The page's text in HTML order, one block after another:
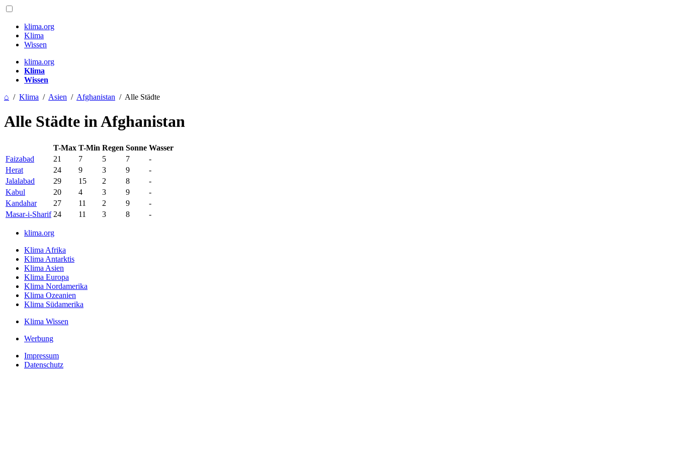
klima.org
Klima
Wissen
klima.org
Klima
Wissen
⌂ / Klima / Asien / Afghanistan / Alle Städte
Alle Städte in Afghanistan
T-Max T-Min Regen Sonne Wasser
Faizabad
21 7 5 7
-
Herat
24 9 3 9
-
Jalalabad
29 15 2 8
-
Kabul
20 4 3 9
-
Kandahar
27 11 2 9
-
Masar-i-Sharif 24 11 3 8 -
klima.org
Klima Afrika
Klima Antarktis
Klima Asien
Klima Europa
Klima Nordamerika
Klima Ozeanien
Klima Südamerika
Klima Wissen
Werbung
Impressum
Datenschutz